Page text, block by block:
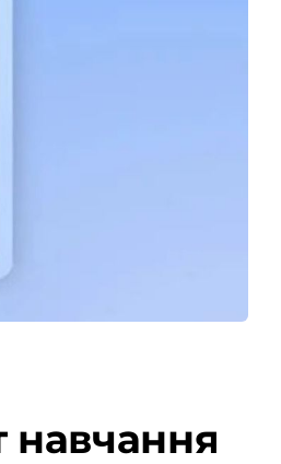
навчання